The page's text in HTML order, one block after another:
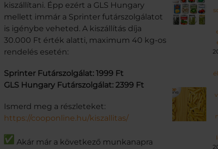
kiszállítani. Épp ezért a GLS Hungary
mellett immár a Sprinter futárszolgálatot
is igénybe veheted. A kiszállítás díja
30.000 Ft érték alatti, maximum 40 kg-os
rendelés esetén:
Sprinter Futárszolgálat: 1999 Ft
GLS Hungary Futárszolgálat: 2399 Ft
Ismerd meg a részleteket:
https://cooponline.hu/kiszallitas/
Akár már a következő munkanapra